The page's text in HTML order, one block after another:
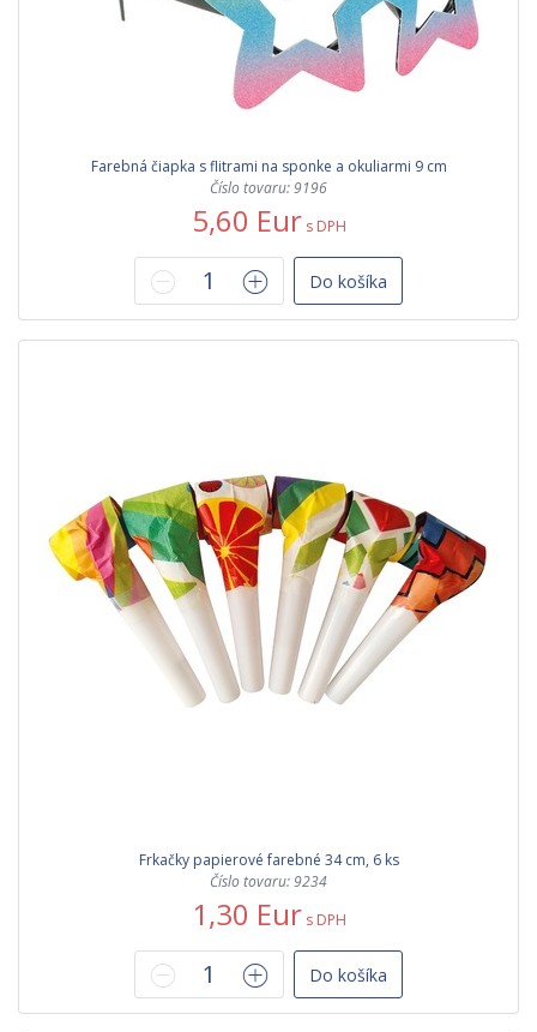
Farebná čiapka s flitrami na sponke a okuliarmi 9 cm
Číslo tovaru: 9196
5,60 Eur s DPH
Do košíka
Frkačky papierové farebné 34 cm, 6 ks
Číslo tovaru: 9234
1,30 Eur s DPH
Do košíka